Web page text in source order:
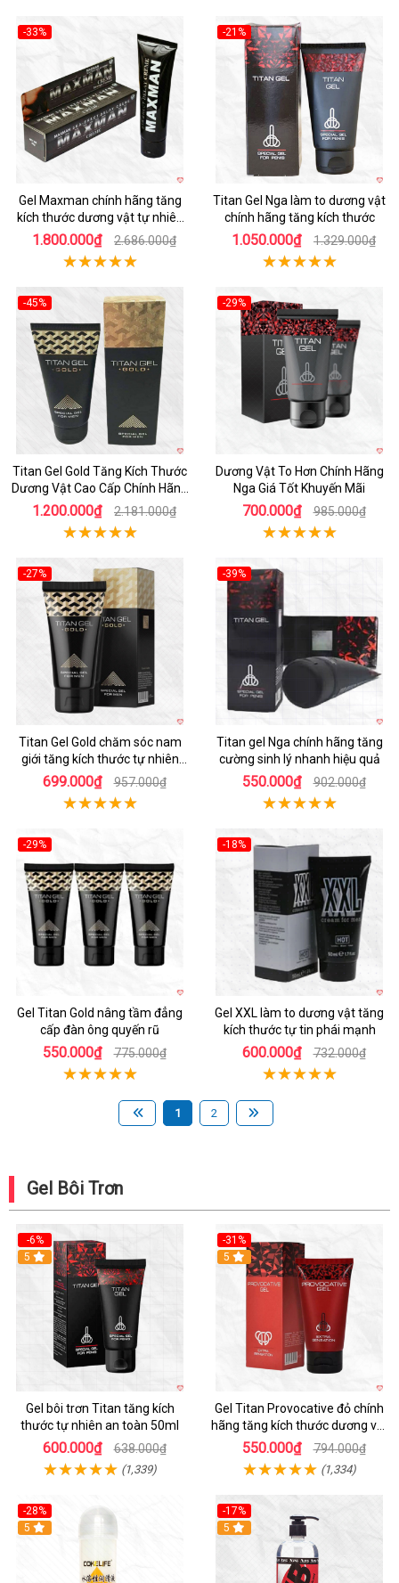
-33%
Gel Maxman chính hãng tăng
kích thước dương vật tự nhiên
nhanh
1.800.000₫ 2.686.000₫
-21%
Titan Gel Nga làm to dương vật
chính hãng tăng kích thước
1.050.000₫ 1.329.000₫
-45%
Titan Gel Gold Tăng Kích Thước
Dương Vật Cao Cấp Chính Hãng
Nga
1.200.000₫ 2.181.000₫
-29%
Dương Vật To Hơn Chính Hãng
Nga Giá Tốt Khuyến Mãi
700.000₫ 985.000₫
-27%
Titan Gel Gold chăm sóc nam
giới tăng kích thước tự nhiên
hiệu quả
699.000₫ 957.000₫
-39%
Hot
Titan gel Nga chính hãng tăng
cường sinh lý nhanh hiệu quả
550.000₫ 902.000₫
-29%
Hot
Gel Titan Gold nâng tầm đẳng
cấp đàn ông quyến rũ
550.000₫ 775.000₫
-18%
Gel XXL làm to dương vật tăng
kích thước tự tin phái mạnh
600.000₫ 732.000₫
1 2
Gel Bôi Trơn
-6%
Hot
5
Gel bôi trơn Titan tăng kích
thước tự nhiên an toàn 50ml
600.000₫ 638.000₫
(1,339)
-31%
Hot
5
Gel Titan Provocative đỏ chính
hãng tăng kích thước dương vật
Nam
550.000₫ 794.000₫
(1,334)
-28%
Hot
5
-17%
Hot
5